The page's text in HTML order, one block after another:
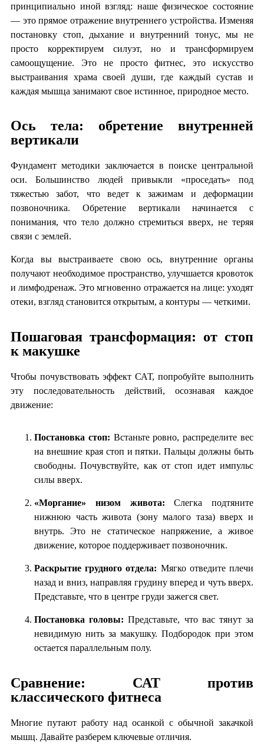
принципиально иной взгляд: наше физическое состояние
— это прямое отражение внутреннего устройства. Изменяя
постановку стоп, дыхание и внутренний тонус, мы не
просто корректируем силуэт, но и трансформируем
самоощущение. Это не просто фитнес, это искусство
выстраивания храма своей души, где каждый сустав и
каждая мышца занимают свое истинное, природное место.
Ось тела: обретение внутренней
вертикали
Фундамент методики заключается в поиске центральной
оси. Большинство людей привыкли «проседать» под
тяжестью забот, что ведет к зажимам и деформации
позвоночника. Обретение вертикали начинается с
понимания, что тело должно стремиться вверх, не теряя
связи с землей.
Когда вы выстраиваете свою ось, внутренние органы
получают необходимое пространство, улучшается кровоток
и лимфодренаж. Это мгновенно отражается на лице: уходят
отеки, взгляд становится открытым, а контуры — четкими.
Пошаговая трансформация: от стоп
к макушке
Чтобы почувствовать эффект САТ, попробуйте выполнить
эту последовательность действий, осознавая каждое
движение:
Постановка стоп: Встаньте ровно, распределите вес
на внешние края стоп и пятки. Пальцы должны быть
свободны. Почувствуйте, как от стоп идет импульс
силы вверх.
«Моргание» низом живота: Слегка подтяните
нижнюю часть живота (зону малого таза) вверх и
внутрь. Это не статическое напряжение, а живое
движение, которое поддерживает позвоночник.
Раскрытие грудного отдела: Мягко отведите плечи
назад и вниз, направляя грудину вперед и чуть вверх.
Представьте, что в центре груди зажегся свет.
Постановка головы: Представьте, что вас тянут за
невидимую нить за макушку. Подбородок при этом
остается параллельным полу.
Сравнение: САТ против
классического фитнеса
Многие путают работу над осанкой с обычной закачкой
мышц. Давайте разберем ключевые отличия.